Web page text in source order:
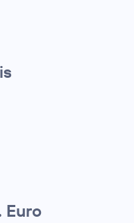
Euro